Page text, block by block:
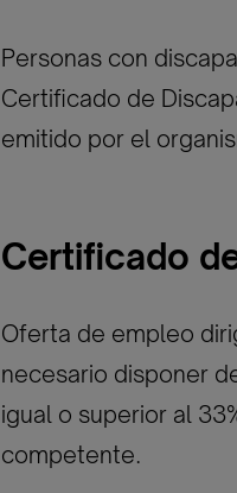
Personas con
Certificado de
emitido por el
Certificado
Oferta de empleo
necesario disponer
igual o superior al
competente.